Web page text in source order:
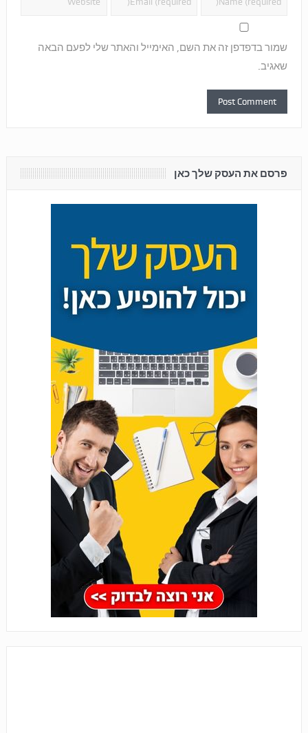
שמור בדפדפן זה את השם, האימייל והאתר שלי לפעם הבאה
שאגיב.
פרסם את העסק שלך כאן